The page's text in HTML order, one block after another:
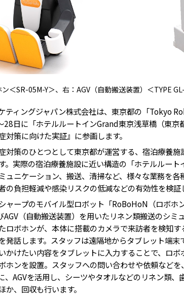
＜SR-05M-Y＞、右：AGV（自動搬送装置）＜TYPE
ティングジャパン株式会社は、東京都の「Tokyo
28日に「ホテルルートインGrand東京浅草橋（東京
対策に向けた実証』に参画します。
対策のひとつとして東京都が運営する、宿泊療養
。実際の宿泊療養施設に近い構造の「ホテルルー
ュニケーション、搬送、清掃など、様々な業務を各
の負担軽減や感染リスクの低減などの有効性を検証
ャープのモバイル型ロボット「RoBoHoN（ロボホ
AGV（自動搬送装置）を用いたリネン類搬送のシミ
ロボホンが、本体に搭載のカメラで来訪者を検知
発話します。スタッフは遠隔地からタブレット端
かけたい内容をタブレットに入力することで、ロ
ホンを設置。スタッフへの問い合わせや依頼など
、AGVを活用し、シーツやタオルなどのリネン類
か、回収も行います。